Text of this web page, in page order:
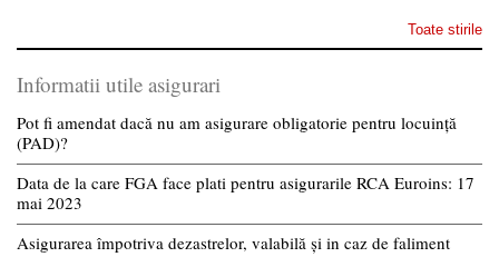
Toate stirile
Informatii utile asigurari
Pot fi amendat dacă nu am asigurare obligatorie pentru locuință
(PAD)?
Data de la care FGA face plati pentru asigurarile RCA Euroins: 17
mai 2023
Asigurarea împotriva dezastrelor, valabilă și in caz de faliment